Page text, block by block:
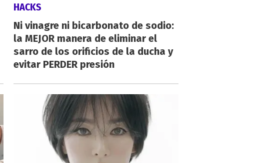
HACKS
Ni vinagre ni bicarbonato de sodio:
la MEJOR manera de eliminar el
sarro de los orificios de la ducha y
evitar PERDER presión